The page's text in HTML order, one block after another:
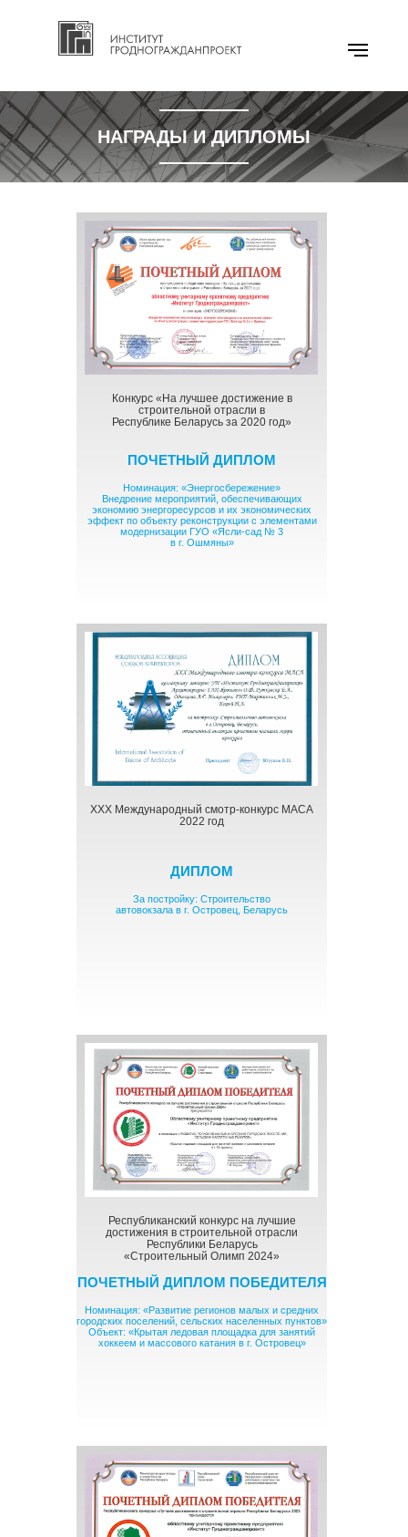
НАГРАДЫ И ДИПЛОМЫ
Конкурс «На лучшее достижение в
строительной отрасли в
Республике Беларусь за 2020 год»
Номинация: «Энергосбережение»
Внедрение мероприятий, обеспечивающих
экономию энергоресурсов и их экономических
эффект по объекту реконструкции с элементами
модернизации ГУО «Ясли-сад № 3
в г. Ошмяны»
ПОЧЕТНЫЙ ДИПЛОМ
XXX Международный смотр-конкурс МАСА
2022 год
За постройку: Строительство
автовокзала в г. Островец, Беларусь
ДИПЛОМ
Республиканский конкурс на лучшие
достижения в строительной отрасли
Республики Беларусь
«Строительный Олимп 2024»
Номинация: «Развитие регионов малых и средних
городских поселений, сельских населенных пунктов»
Объект: «Крытая ледовая площадка для занятий
хоккеем и массового катания в г. Островец»
ПОЧЕТНЫЙ ДИПЛОМ ПОБЕДИТЕЛЯ